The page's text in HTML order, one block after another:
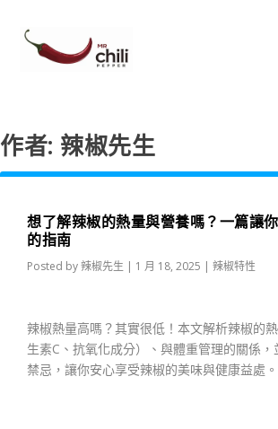
作者: 辣椒先生
想了解辣椒的熱量與營養嗎？一篇讓
的指南
Posted by辣椒先生 | 1 月 18, 2025 | 辣椒特性
辣椒熱量高嗎？其實很低！本文解析辣椒的
生素C、抗氧化成分）、與體重管理的關係
禁忌，讓你安心享受辣椒的美味與健康益處。